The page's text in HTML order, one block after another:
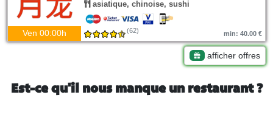
asiatique, chinoise, sushi
Ven 00:00h (62) min: 40.00 €
afficher offres
Est-ce qu'il nous manque un restaurant ?